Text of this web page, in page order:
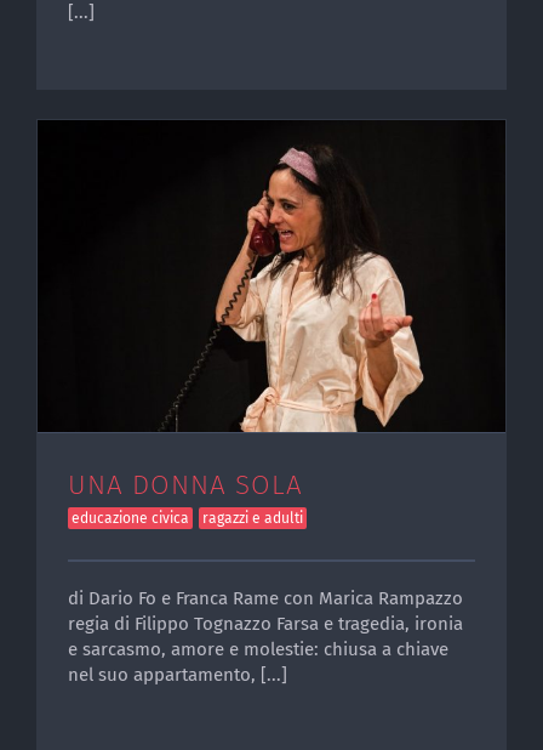
[...]
UNA DONNA SOLA
educazione civica ragazzi e adulti
di Dario Fo e Franca Rame con Marica Rampazzo
regia di Filippo Tognazzo Farsa e tragedia, ironia
e sarcasmo, amore e molestie: chiusa a chiave
nel suo appartamento, [...]